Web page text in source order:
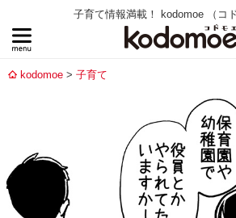
子育て情報満載！ kodomoe （コ
kodomoe 子育て